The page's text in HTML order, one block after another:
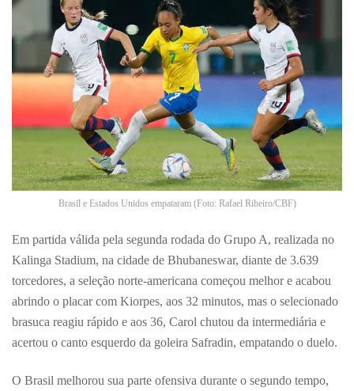
Brasil e Estados Unidos empataram (Foto: Rafael Ribeiro/CBF)
Em partida válida pela segunda rodada do Grupo A, realizada no
Kalinga Stadium, na cidade de Bhubaneswar, diante de 3.639
torcedores, a seleção norte-americana começou melhor e acabou
abrindo o placar com Kiorpes, aos 32 minutos, mas o selecionado
brasuca reagiu rápido e aos 36, Carol chutou da intermediária e
acertou o canto esquerdo da goleira Safradin, empatando o duelo.
O Brasil melhorou sua parte ofensiva durante o segundo tempo,